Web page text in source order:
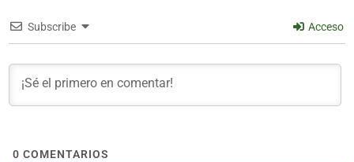
Subscribe Acceso
0 COMENTARIOS